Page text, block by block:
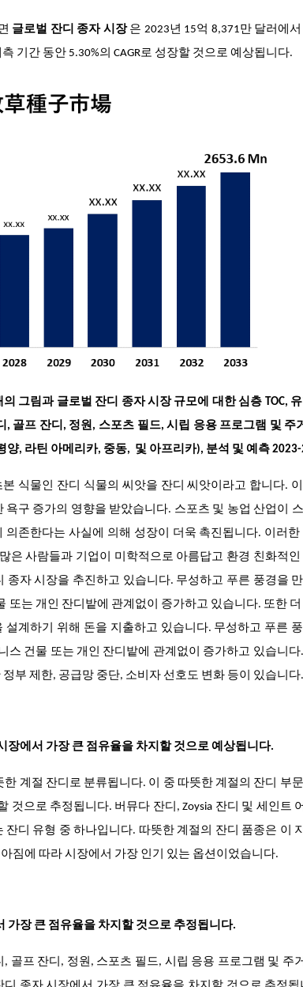
글로벌 잔디 종자 시장 은 2023년 15억 8,371만 달러에서
기간 동안 5.30%의 CAGR로 성장할 것으로 예상됩니다.
그림과 글로벌 잔디 종자 시장 규모에 대한 심층 TOC, 유
골프 잔디, 정원, 스포츠 필드, 시립 응용 프로그램 및 주
, 라틴 아메리카, 중동, 및 아프리카), 분석 및 예측 2023-
식물인 잔디 식물의 씨앗을 잔디 씨앗이라고 합니다.
구 증가의 영향을 받았습니다. 스포츠 및 농업 산업이
존한다는 사실에 의해 성장이 더욱 촉진됩니다. 이러한
은 사람들과 기업이 미학적으로 아름답고 환경 친화적인
자 시장을 추진하고 있습니다. 무성하고 푸른 풍경을 만
는 개인 잔디밭에 관계없이 증가하고 있습니다. 또한
계하기 위해 돈을 지출하고 있습니다. 무성하고 푸른
스 건물 또는 개인 잔디밭에 관계없이 증가하고 있습니다
부 제한, 공급망 중단, 소비자 선호도 변화 등이 있습니다.
장에서 가장 큰 점유율을 차지할 것으로 예상됩니다.
계절 잔디로 분류됩니다. 이 중 따뜻한 계절의 잔디 부
으로 추정됩니다. 버뮤다 잔디, Zoysia 잔디 및 세인트
디 유형 중 하나입니다. 따뜻한 계절의 잔디 품종은 이
짐에 따라 시장에서 가장 인기 있는 옵션이었습니다.
가장 큰 점유율을 차지할 것으로 추정됩니다.
골프 잔디, 정원, 스포츠 필드, 시립 응용 프로그램 및 주